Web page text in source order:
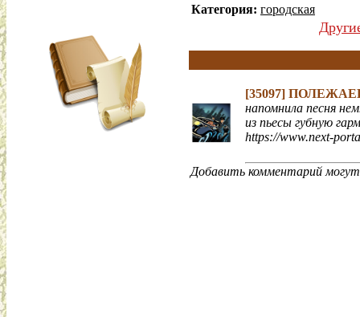
Категория: городская
[35097]
напомнила песня
из пьесы губную
https://www.next-
Добавить комментарий